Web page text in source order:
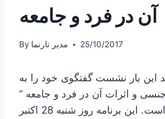
آن در فرد و جامعه
By مدیر تارنما 25/10/2017
این بار نشست گفتگوی خود را به
و اثرات آن در فرد و جامعه ”
اختصاص داده است. این برنامه روز شنبه 28 اکتبر